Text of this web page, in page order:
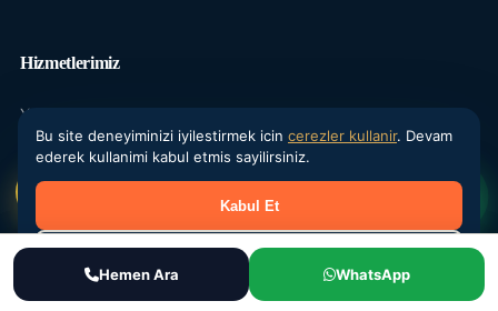
Hizmetlerimiz
Yevmiyeci Personel
Maasli Personel
Donemsel Is Gucu
Outsourcing
IK Danismanlik
Ara Teklif Al
Bu site deneyiminizi iyilestirmek icin cerezler kullanir. Devam
ederek kullanimi kabul etmis sayilirsiniz.
Kabul Et
Reddet
Hemen Ara WhatsApp